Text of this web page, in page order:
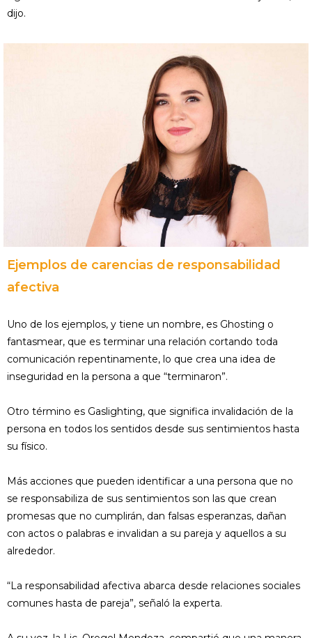
dijo.
Ejemplos de carencias de responsabilidad
afectiva
Uno de los ejemplos, y tiene un nombre, es Ghosting o
fantasmear, que es terminar una relación cortando toda
comunicación repentinamente, lo que crea una idea de
inseguridad en la persona a que “terminaron”.
Otro término es Gaslighting, que significa invalidación de la
persona en todos los sentidos desde sus sentimientos hasta
su físico.
Más acciones que pueden identificar a una persona que no
se responsabiliza de sus sentimientos son las que crean
promesas que no cumplirán, dan falsas esperanzas, dañan
con actos o palabras e invalidan a su pareja y aquellos a su
alrededor.
“La responsabilidad afectiva abarca desde relaciones sociales
comunes hasta de pareja”, señaló la experta.